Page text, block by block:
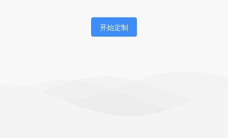
开始定制